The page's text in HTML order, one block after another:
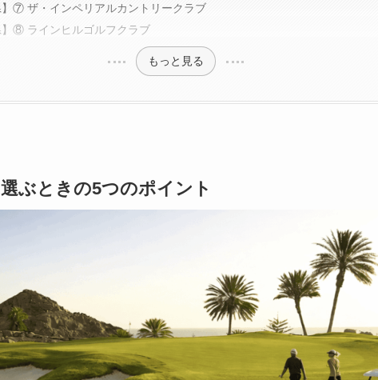
】⑦ ザ・インペリアルカントリークラブ
】⑧ ラインヒルゴルフクラブ
もっと見る
ぶときの5つのポイント